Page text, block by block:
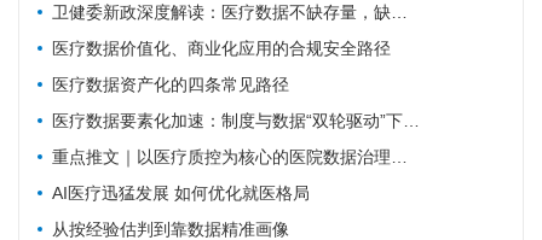
卫健委新政深度解读：医疗数据不缺存量，缺可复用的高质量数据集
医疗数据价值化、商业化应用的合规安全路径
医疗数据资产化的四条常见路径
医疗数据要素化加速：制度与数据“双轮驱动”下的机遇与挑战
重点推文｜以医疗质控为核心的医院数据治理体系建设探索
AI医疗迅猛发展 如何优化就医格局
从按经验估判到靠数据精准画像